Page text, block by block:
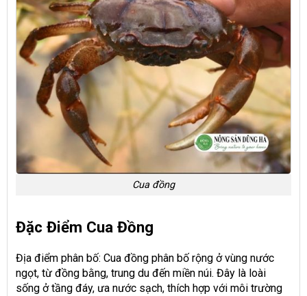
Cua đồng
Đặc Điểm Cua Đồng
Địa điểm phân bố: Cua đồng phân bố rộng ở vùng nước
ngọt, từ đồng bằng, trung du đến miền núi. Đây là loài
sống ở tầng đáy, ưa nước sạch, thích hợp với môi trường